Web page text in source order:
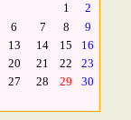
1
2
6 7 8
9
13 14 15
16
20 21 22
23
27 28 29 30